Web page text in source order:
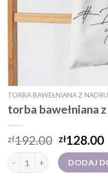
TORBA BAWEŁNIANA Z
torba bawełniana
zł192.00 zł128.00
ilość torba bawełniana z
DODAJ